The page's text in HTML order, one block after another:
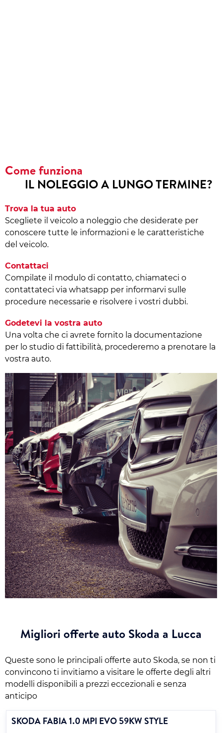
Come funziona
IL NOLEGGIO A LUNGO TERMINE?
Trova la tua auto
Scegliete il veicolo a noleggio che desiderate per
conoscere tutte le informazioni e le caratteristiche
del veicolo.
Contattaci
Compilate il modulo di contatto, chiamateci o
contattateci via whatsapp per informarvi sulle
procedure necessarie e risolvere i vostri dubbi.
Godetevi la vostra auto
Una volta che ci avrete fornito la documentazione
per lo studio di fattibilità, procederemo a prenotare la
vostra auto.
Migliori offerte auto Skoda a Lucca
Queste sono le principali offerte auto Skoda, se non ti
convincono ti invitiamo a visitare le offerte degli altri
modelli disponibili a prezzi eccezionali e senza
anticipo
SKODA FABIA 1.0 MPI EVO 59KW STYLE